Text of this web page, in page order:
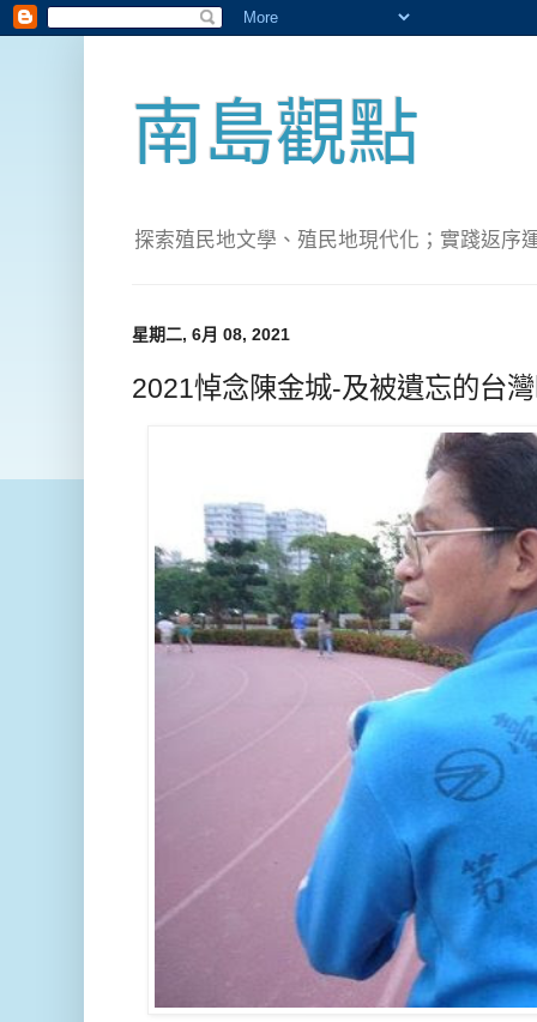
南島觀點
探索殖民地文學、殖民地現代化；實踐返序
星期二, 6月 08, 2021
2021悼念陳金城-及被遺忘的台